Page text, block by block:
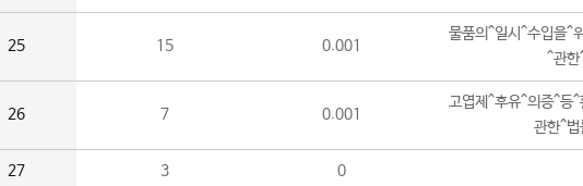
25 15 0.001
물품의^일시^수입을^
^관한
26 7 0.001
고엽제^후유^의증^등
관한^법
27 3 0